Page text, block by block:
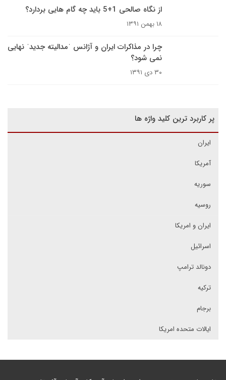
از نگاه صالحی 1+5 باید چه گام هایی بردارد؟
۱۸ بهمن ۱۳۹۱
چرا در مذاکرات ایران و آژانس ˈمدالیته جدیدˈ نهایی
نمی شود؟
۳۰ دی ۱۳۹۱
پر کاربرد ترین کلید واژه ها
ایران
آمریکا
سوریه
روسیه
ایران و امریکا
اسرائیل
دونالد ترامپ
ترکیه
برجام
ایالات متحده امریکا